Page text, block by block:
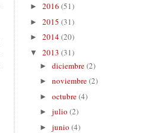
► 2016 (51)
► 2015 (31)
► 2014(20)
▼ 2013 (31)
► diciembre(2)
► noviembre(2)
► octubre(4)
► julio (2)
► junio (4)